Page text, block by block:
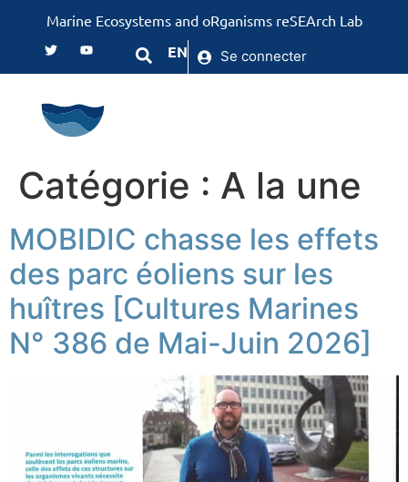
Marine Ecosystems and oRganisms reSEArch Lab
EN Se connecter
Catégorie : A la une
MOBIDIC chasse les effets
des parc éoliens sur les
huîtres [Cultures Marines
N° 386 de Mai-Juin 2026]